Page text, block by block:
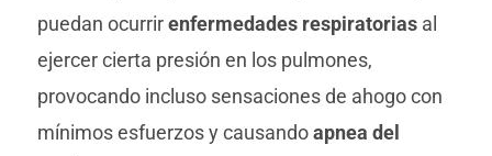
puedan ocurrirenfermedades respiratoriasal
ejercer cierta presión en los pulmones,
provocando incluso sensaciones de ahogo con
mínimos esfuerzos y causandoapnea del